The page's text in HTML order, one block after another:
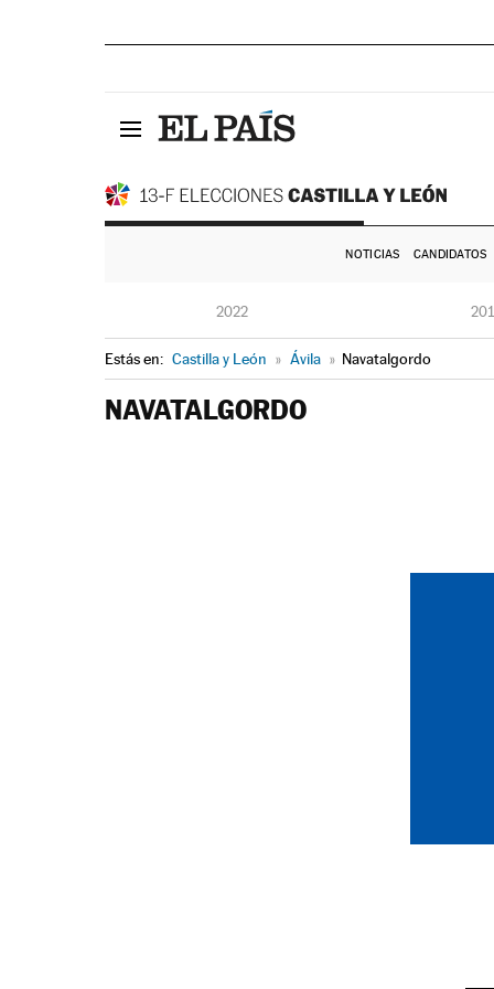
NOTICIAS CANDIDATOS
2022
Estás en: Castilla y León » Ávila » Navatalgordo
NAVATALGORDO